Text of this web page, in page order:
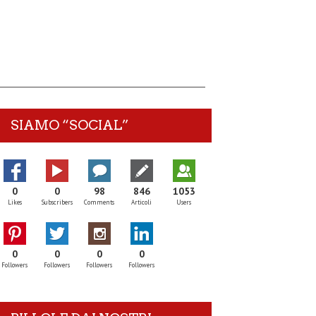
SIAMO “SOCIAL”
0
Likes
0
Subscribers
98
Comments
846
Articoli
1053
Users
0
Followers
0
Followers
0
Followers
0
Followers